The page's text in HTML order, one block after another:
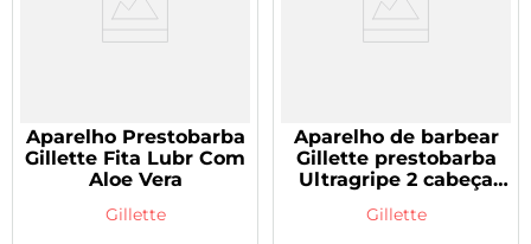
Aparelho Prestobarba
Gillette Fita Lubr Com
Aloe Vera
Gillette
Aparelho de barbear
Gillette prestobarba
Ultragripe 2 cabeça
Gillette